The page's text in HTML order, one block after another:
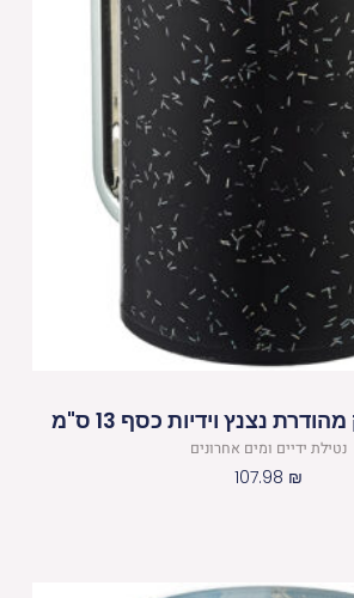
נצנץ וידיות כסף 13 ס"מ
נטילת ידיים ומים אחרונים
107.98 ₪